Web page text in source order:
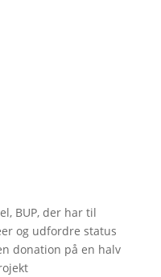
BUP, der har til
og udfordre status
donation på en halv